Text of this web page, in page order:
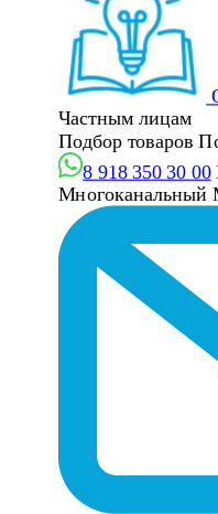
Частным лицам
Подбор товаров
8 918 350 30 00
Многоканальный